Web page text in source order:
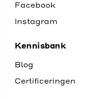
Facebook
Instagram
Kennisbank
Blog
Certificeringen